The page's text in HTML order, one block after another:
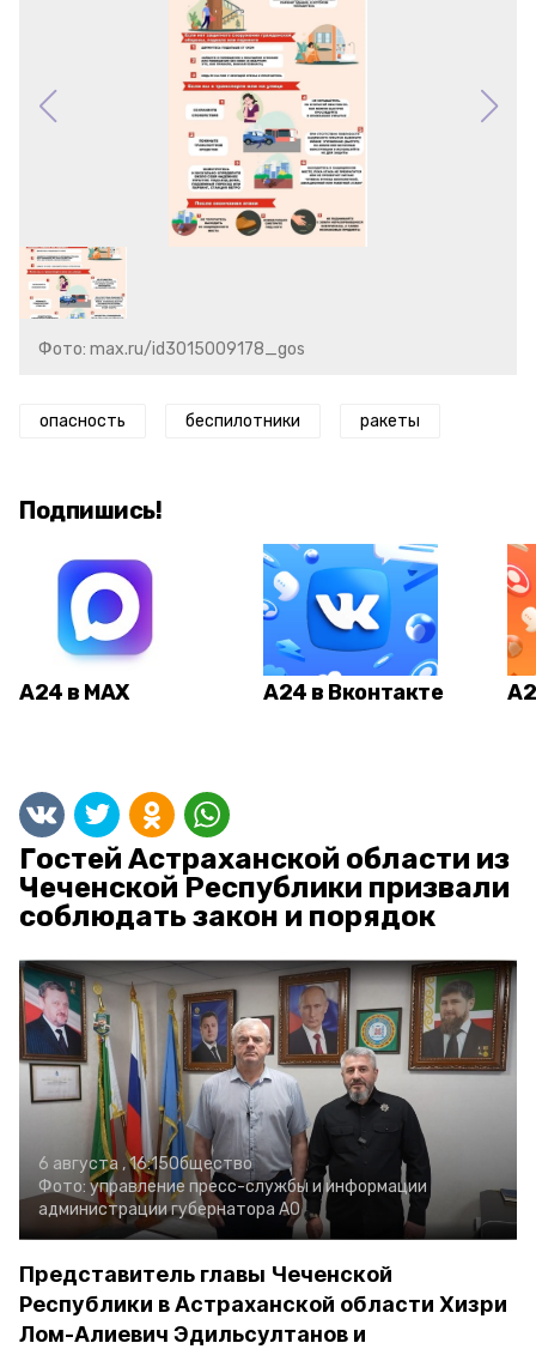
Фото: max.ru/id3015009178_gos
опасность беспилотники ракеты
Подпишись!
А24 в MAX А24 в Вконтакте
Гостей Астраханской области из
Чеченской Республики призвали
соблюдать закон и порядок
6 августа , 16:15Общество
Фото: управление пресс-службы и информации
администрации губернатора АО
Представитель главы Чеченской
Республики в Астраханской области Хизри
Лом-Алиевич Эдильсултанов и